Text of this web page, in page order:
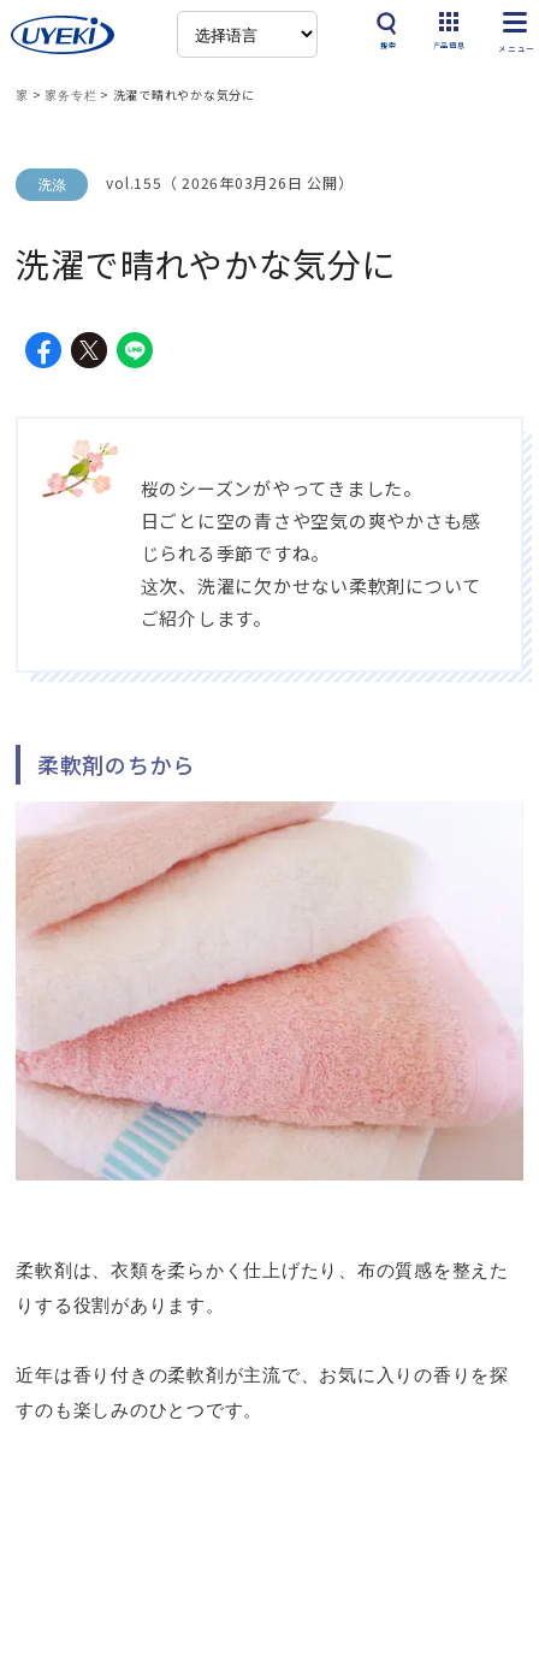
搜索 产品信息
家 > 家务专栏 > 洗濯で晴れやかな気分に
洗涤 vol.155（ 2026年03月26日 公開）
洗濯で晴れやかな気分に
桜のシーズンがやってきました。
日ごとに空の青さや空気の爽やかさも感
じられる季節ですね。
这次、 洗濯に欠かせない柔軟剤について
ご紹介します。
柔軟剤のちから
柔軟剤は 、衣類を柔らかく仕上げたり
布の質感を整えた
りする役割があります 。
近年は香り付きの柔軟剤が主流で
お気に入りの香りを探
すのも楽しみのひとつです。